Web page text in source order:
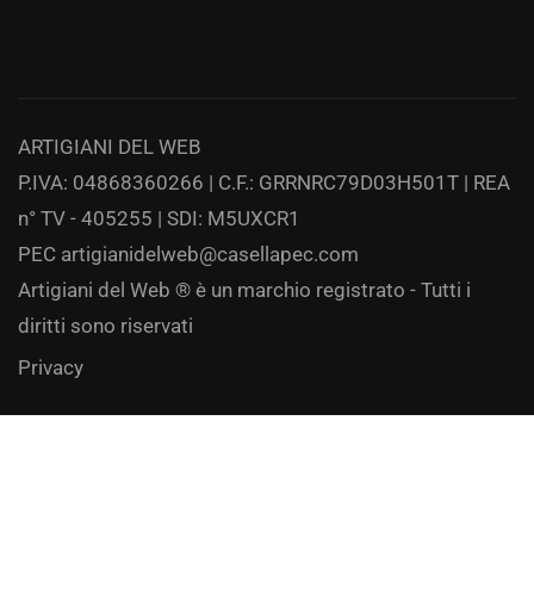
ARTIGIANI DEL WEB
P.IVA: 04868360266 | C.F.: GRRNRC79D03H501T | REA
n° TV - 405255 | SDI: M5UXCR1
PEC artigianidelweb@casellapec.com
Artigiani del Web ® è un marchio registrato - Tutti i
diritti sono riservati
Privacy